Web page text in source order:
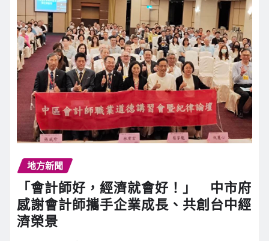
地方新聞
「會計師好，經濟就會好！」 中市府
感謝會計師攜手企業成長、共創台中經
濟榮景